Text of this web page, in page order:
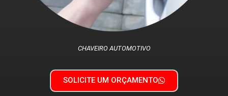
CHAVEIRO AUTOMOTIVO
SOLICITE UM ORÇAMENTO